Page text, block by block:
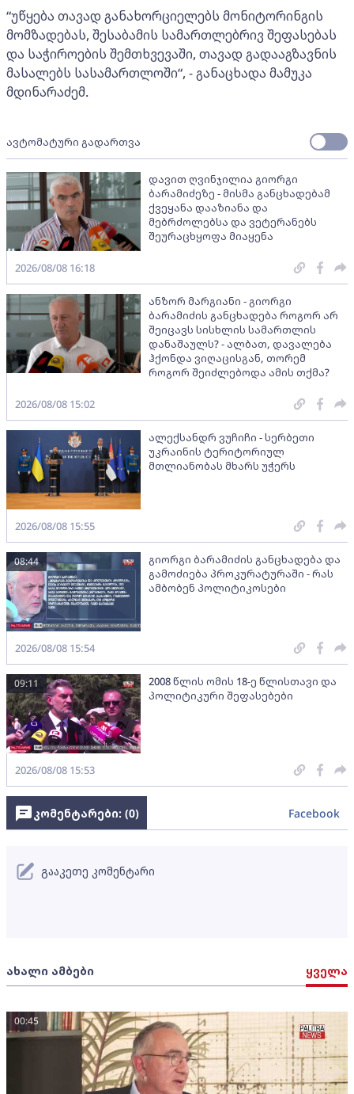
“უწყება თავად განახორციელებს მონიტორინგის
მომზადებას, შესაბამის სამართლებრივ შეფასებას
და საჭიროების შემთხვევაში, თავად გადააგზავნის
მასალებს სასამართლოში“, - განაცხადა მამუკა
მდინარაძემ.
ავტომატური გადართვა
დავით ღვინჯილია გიორგი
ბარამიძეზე - მისმა განცხადებამ
ქვეყანა დააზიანა და
მებრძოლებსა და ვეტერანებს
შეურაცხყოფა მიაყენა
2026/08/08 16:18
ანზორ მარგიანი - გიორგი
ბარამიძის განცხადება როგორ არ
შეიცავს სისხლის სამართლის
დანაშაულს? - ალბათ, დავალება
ჰქონდა ვიღაცისგან, თორემ
როგორ შეიძლებოდა ამის თქმა?
2026/08/08 15:02
ალექსანდრ ვუჩიჩი - სერბეთი
უკრაინის ტერიტორიულ
მთლიანობას მხარს უჭერს
2026/08/08 15:55
გიორგი ბარამიძის განცხადება და
გამოძიება პროკურატურაში - რას
ამბობენ პოლიტიკოსები
08:44
2026/08/08 15:54
2008 წლის ომის 18-ე წლისთავი და
პოლიტიკური შეფასებები
09:11
2026/08/08 15:53
ახალი ამბები ყველა
00:45
კომენტარები: (0) Facebook
გააკეთე კომენტარი